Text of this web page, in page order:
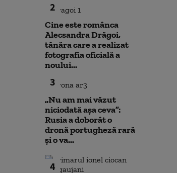
2
Cine este românca
Alecsandra Drăgoi,
tânăra care a realizat
fotografia oficială a
noului...
3
„Nu am mai văzut
niciodată așa ceva”:
Rusia a doborât o
dronă portugheză rară
și o va...
4